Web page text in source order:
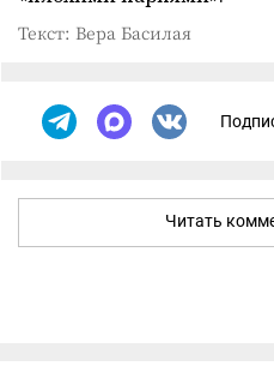
Текст: Вера Басилая
Читать